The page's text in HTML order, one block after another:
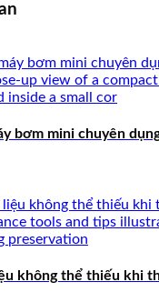
bơm mini chuyên
không thể thiếu khi